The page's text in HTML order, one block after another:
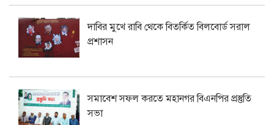
দাবির মুখে রাবি থেকে বিতর্কিত বিলবোর্ড সরাল
প্রশাসন
সমাবেশ সফল করতে মহানগর বিএনপির প্রস্তুতি
সভা